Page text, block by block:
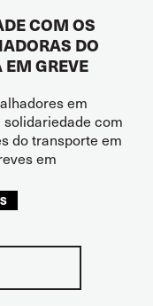
COM OS
DO
GREVE
em
com
do transporte em
em